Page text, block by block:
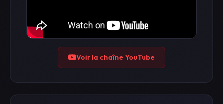
Voir la chaîne YouTube